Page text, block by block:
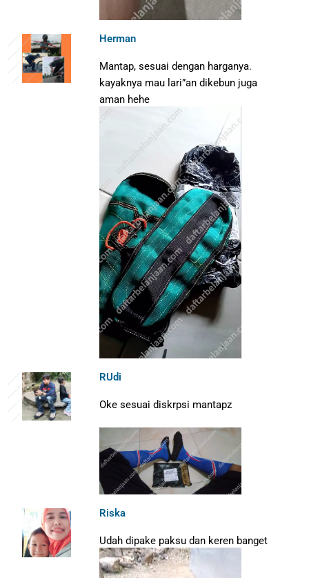
Herman
Mantap, sesuai dengan harganya.
kayaknya mau lari”an dikebun juga
aman hehe
RUdi
Oke sesuai diskrpsi mantapz
Riska
Udah dipake paksu dan keren banget